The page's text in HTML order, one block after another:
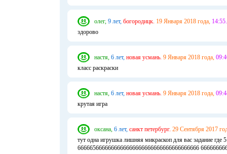
олег, 9 лет, богородицк. 19 Января 2018 года, 14:55.
здорово
настя, 6 лет, новая усмань. 9 Января 2018 года,
класс раскраски
настя, 6 лет, новая усмань. 9 Января 2018 года,
крутая игра
оксана, 6 лет, санкт петербург. 29 Сентября 2017
тут одна игрушка лишняя микраскоп для вас задание
6666656666666666666666666666666666666666